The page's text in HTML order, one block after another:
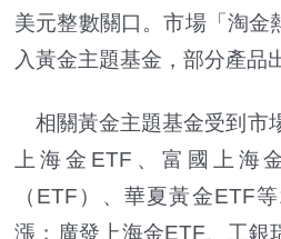
美元整數關口。市場「淘金
入黃金主題基金，部分產品
相關黃金主題基金受到市
上海金ETF、富國上海
（ETF）、華夏黃金ETF
漲；廣發上海金ETF、工銀